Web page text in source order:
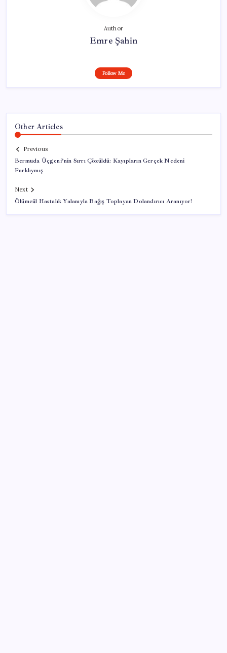
Author
Emre Şahin
Follow Me
Other Articles
Previous
Bermuda Üçgeni’nin Sırrı Çözüldü: Kayıpların Gerçek Nedeni
Farklıymış
Next
Ölümcül Hastalık Yalanıyla Bağış Toplayan Dolandırıcı Aranıyor!